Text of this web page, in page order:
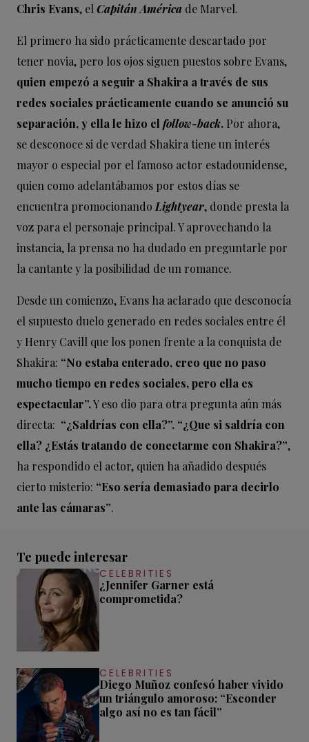
Chris Evans, el Capitán América de Marvel.
El primero ha sido prácticamente descartado por
tener novia, pero los ojos siguen puestos sobre Evans,
quien empezó a seguir a Shakira a través de sus
redes sociales prácticamente cuando se anunció su
separación, y ella le hizo el follow-back. Por ahora,
se desconoce si de verdad Shakira tiene un interés
mayor o especial por el famoso actor estadounidense,
quien como adelantábamos por estos días se
encuentra promocionando Lightyear, donde presta la
voz para el personaje principal. Y aprovechando la
instancia, la prensa no ha dudado en preguntarle por
la cantante y la posibilidad de un romance.
Desde un comienzo, Evans ha aclarado que desconocía
el supuesto duelo generado en redes sociales entre él
y Henry Cavill que los ponen frente a la conquista de
Shakira: “No estaba enterado, creo que no paso
mucho tiempo en redes sociales, pero ella es
espectacular”.Y eso dio para otra pregunta aún más
directa: “¿Saldrías con ella?”. “¿Que si saldría con
ella? ¿Estás tratando de conectarme con Shakira?”,
ha respondido el actor, quien ha añadido después
cierto misterio: “Eso sería demasiado para decirlo
ante las cámaras”.
Te puede interesar
CELEBRITIES
¿Jennifer Garner está
comprometida?
CELEBRITIES
Diego Muñoz confesó haber vivido
un triángulo amoroso: “Esconder
algo así no es tan fácil”